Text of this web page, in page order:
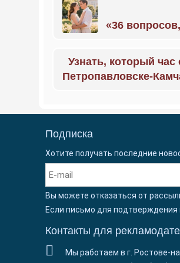
«36
Узнать, который
Петропавловске-
Подписка
Хотите получать последние
Вы можете отказаться от
Если письмо для подтверждения
Контакты для
Мы работаем в г. Ростове-